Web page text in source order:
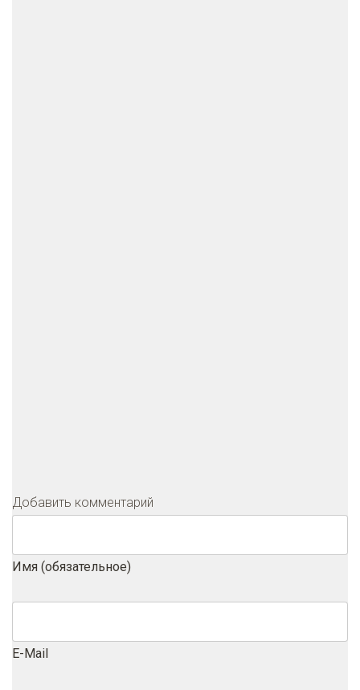
Добавить комментарий
Имя (обязательное)
E-Mail